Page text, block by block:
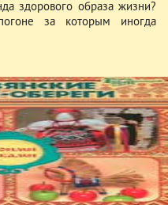
здорового образа жизни?
за которым иногда